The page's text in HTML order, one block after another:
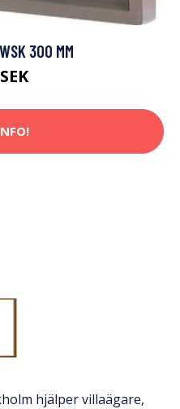
300 MM
hjälper villaägare,